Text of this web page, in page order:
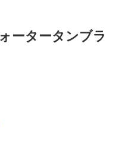
ータータンブラ